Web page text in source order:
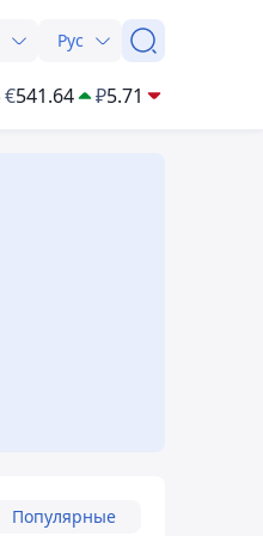
Рус
€541.64 ₽5.71
Популярные